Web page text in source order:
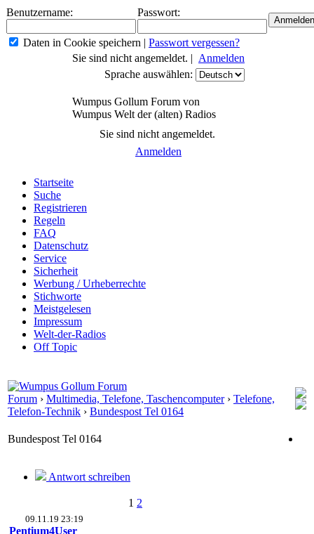
Benutzername: Passwort:
Daten in Cookie speichern | Passwort vergessen?
Sie sind nicht angemeldet. | Anmelden
Sprache auswählen:
Wumpus Gollum Forum von
Wumpus Welt der (alten) Radios
Sie sind nicht angemeldet.
Anmelden
Startseite
Suche
Registrieren
Regeln
FAQ
Datenschutz
Service
Sicherheit
Werbung / Urheberrechte
Stichworte
Meistgelesen
Impressum
Welt-der-Radios
Off Topic
Forum › Multimedia, Telefone, Taschencomputer› Telefone,
Telefon-Technik › Bundespost Tel 0164
Bundespost Tel 0164
Antwort schreiben
1 2
09.11.19 23:19
Pentium4User